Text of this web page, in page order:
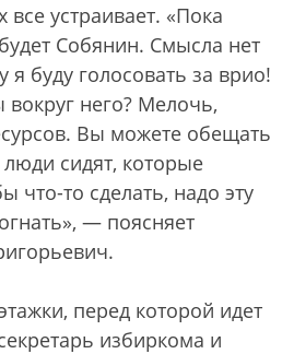
устраивает. «Пока
Собянин. Смысла нет
я буду голосовать за врио!
вокруг него? Мелочь,
Вы можете обещать
сидят, которые
что-то сделать, надо эту
— поясняет
перед которой идет
избиркома и